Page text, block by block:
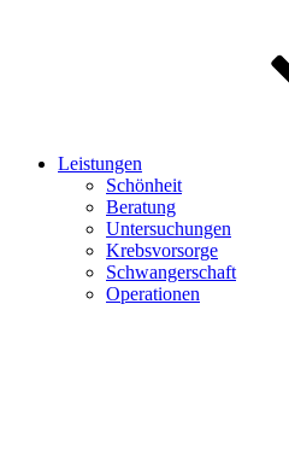
Leistungen
Schönheit
Beratung
Untersuchungen
Krebsvorsorge
Schwangerschaft
Operationen